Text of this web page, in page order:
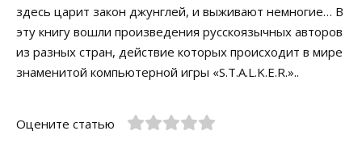
здесь царит закон джунглей, и выживают немногие… В
эту книгу вошли произведения русскоязычных авторов
из разных стран, действие которых происходит в мире
знаменитой компьютерной игры «S.T.A.L.K.E.R.»..
Оцените статью